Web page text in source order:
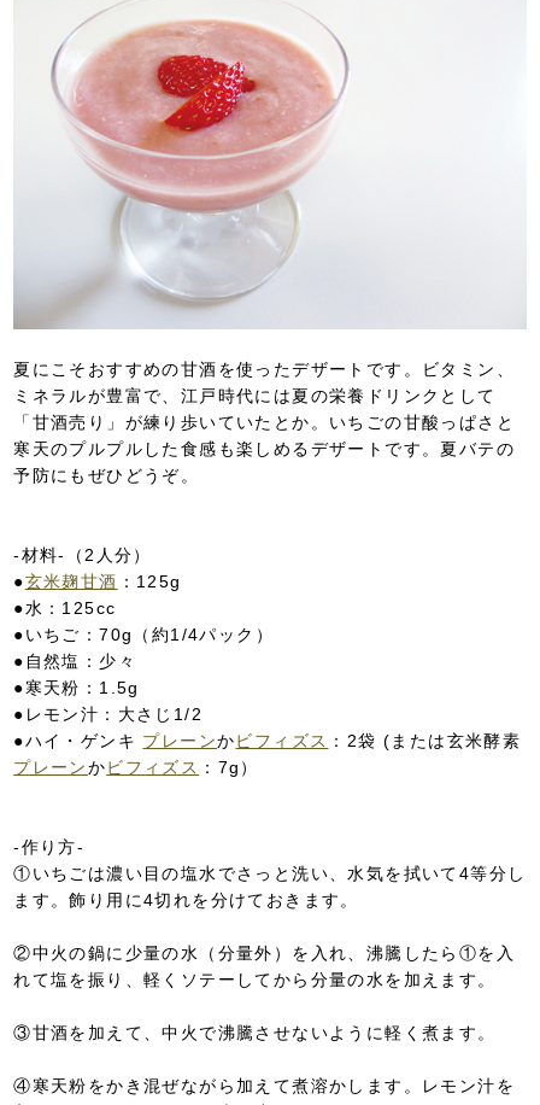
夏にこそおすすめの甘酒を使ったデザートです。ビタミン、
ミネラルが豊富で、江戸時代には夏の栄養ドリンクとして
「甘酒売り」が練り歩いていたとか。いちごの甘酸っぱさと
寒天のプルプルした食感も楽しめるデザートです。夏バテの
予防にもぜひどうぞ。
-材料-（2人分）
●玄米麹甘酒 ：125g
●水：125cc
●いちご：70g（約1/4パック）
●自然塩：少々
●寒天粉：1.5g
●レモン汁：大さじ1/2
●ハイ・ゲンキ プレーンかビフィズス ：2袋 (または玄米酵素
プレーンかビフィズス ：7g）
-作り方-
①いちごは濃い目の塩水でさっと洗い、水気を拭いて4等分し
ます。飾り用に4切れを分けておきます。
②中火の鍋に少量の水（分量外）を入れ、沸騰したら①を入
れて塩を振り、軽くソテーしてから分量の水を加えます。
③甘酒を加えて、中火で沸騰させないように軽く煮ます。
④寒天粉をかき混ぜながら加えて煮溶かします。レモン汁を